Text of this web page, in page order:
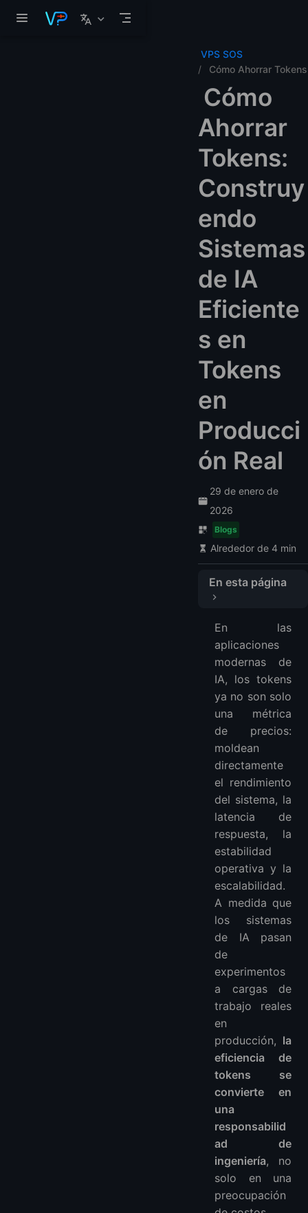
VPS SOS
Cómo Ahorrar Tokens
Cómo
Ahorrar
Tokens:
Construy
endo
Sistemas
de IA
Eficiente
s en
Tokens
en
Producci
ón Real
29 de enero de
2026
Blogs
Alrededor de 4 min
En esta página
Separa el Razonamiento de la Computación
Conclusión
FAQ
En las
aplicaciones
modernas de
IA, los tokens
ya no son solo
una métrica
de precios:
moldean
directamente
el rendimiento
del sistema, la
latencia de
respuesta, la
estabilidad
operativa y la
escalabilidad.
A medida que
los sistemas
de IA pasan
de
experimentos
a cargas de
trabajo reales
en
producción, la
eficiencia de
tokens se
convierte en
una
responsabilid
ad de
ingeniería, no
solo en una
preocupación